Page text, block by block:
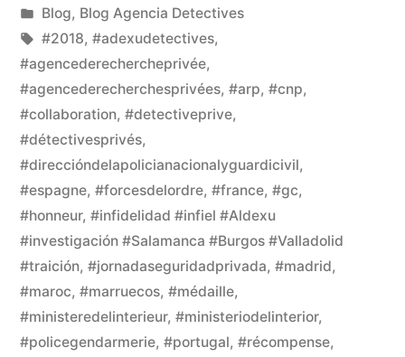
Blog, Blog Agencia Detectives
#2018, #adexudetectives,
#agencederechercheprivée,
#agencederecherchesprivées, #arp, #cnp,
#collaboration, #detectiveprive,
#détectivesprivés,
#direccióndelapolicianacionalyguardicivil,
#espagne, #forcesdelordre, #france, #gc,
#honneur, #infidelidad #infiel #Aldexu
#investigación #Salamanca #Burgos #Valladolid
#traición, #jornadaseguridadprivada, #madrid,
#maroc, #marruecos, #médaille,
#ministeredelinterieur, #ministeriodelinterior,
#policegendarmerie, #portugal, #récompense,